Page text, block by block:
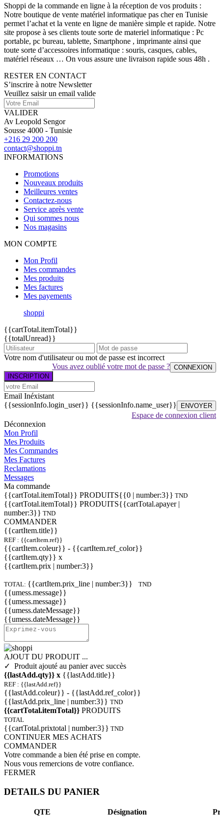
Shoppi de la commande en ligne à la réception de vos produits :
Notre boutique de vente matériel informatique pas cher en Tunisie
permet l’achat et la vente en ligne de manière simple et rapide. Notre
site propose à ses clients toute sorte de materiel informatique : Pc
portable, pc bureau, tablette, Smartphone , imprimante ainsi que
toute sorte d’accessoires informatique : souris, casques, cables,
matériel réseaux … On vous assure une livraison rapide sous 48h .
RESTER EN CONTACT
S’inscrire à notre Newsletter
Veuillez saisir un email valide
VALIDER
Av Leopold Sengor
Sousse 4000 - Tunisie
+216 29 200 200
contact@shoppi.tn
INFORMATIONS
Promotions
Nouveaux produits
Meilleures ventes
Contactez-nous
Service après vente
Qui sommes nous
Nos magasins
MON COMPTE
Mon Profil
Mes commandes
Mes produits
Mes factures
Mes payements
shoppi
{{cartTotal.itemTotal}}
{{totalUnread}}
Votre nom d'utilisateur ou mot de passe est incorrect
CONNEXION
Vous avez oublié votre mot de passe ?
INSCRIPTION
Email Inéxistant
ENVOYER
Espace de connexion client
{{sessionInfo.login_user}} {{sessionInfo.name_user}}
Déconnexion
Mon Profil
Mes Produits
Mes Commandes
Mes Factures
Reclamations
Messages
Ma commande
{{cartTotal.itemTotal}} PRODUITS{{0 | number:3}} TND
{{cartTotal.itemTotal}} PRODUITS{{cartTotal.apayer |
number:3}} TND
COMMANDER
{{cartItem.title}}
REF : {{cartItem.ref}}
{{cartItem.coleur}} - {{cartItem.ref_color}}
{{cartItem.qty}} x
{{cartItem.prix | number:3}}
TOTAL: {{cartItem.prix_line | number:3}} TND
{{umess.message}}
{{umess.message}}
{{umess.dateMessage}}
{{umess.dateMessage}}
AJOUT DU PRODUIT ...
✓ Produit ajouté au panier avec succès
{{lastAdd.qty}} x {{lastAdd.title}}
REF : {{lastAdd.ref}}
{{lastAdd.coleur}} - {{lastAdd.ref_color}}
{{lastAdd.prix_line | number:3}} TND
{{cartTotal.itemTotal}} PRODUITS
TOTAL
{{cartTotal.prixtotal | number:3}} TND
CONTINUER MES ACHATS
COMMANDER
Votre commande a bien été prise en compte.
Nous vous remercions de votre confiance.
FERMER
DETAILS DU PANIER
QTE Désignation